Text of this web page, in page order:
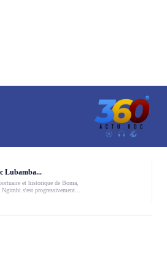
Lubamba...
et historique de Boma,
s'est progressivement...